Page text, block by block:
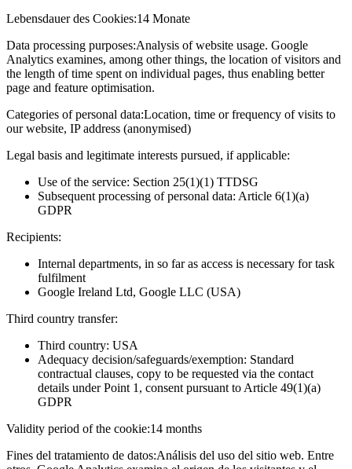
Lebensdauer des Cookies:14 Monate
Data processing purposes:Analysis of website usage. Google
Analytics examines, among other things, the location of visitors and
the length of time spent on individual pages, thus enabling better
page and feature optimisation.
Categories of personal data:Location, time or frequency of visits to
our website, IP address (anonymised)
Legal basis and legitimate interests pursued, if applicable:
Use of the service: Section 25(1)(1) TTDSG
Subsequent processing of personal data: Article 6(1)(a)
GDPR
Recipients:
Internal departments, in so far as access is necessary for task
fulfilment
Google Ireland Ltd, Google LLC (USA)
Third country transfer:
Third country: USA
Adequacy decision/safeguards/exemption: Standard
contractual clauses, copy to be requested via the contact
details under Point 1, consent pursuant to Article 49(1)(a)
GDPR
Validity period of the cookie:14 months
Fines del tratamiento de datos:Análisis del uso del sitio web. Entre